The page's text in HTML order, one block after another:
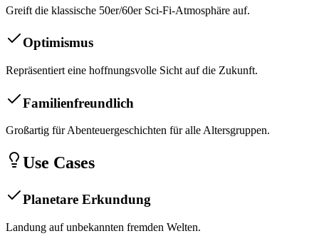
Greift die klassische 50er/60er Sci-Fi-Atmosphäre auf.
Optimismus
Repräsentiert eine hoffnungsvolle Sicht auf die Zukunft.
Familienfreundlich
Großartig für Abenteuergeschichten für alle Altersgruppen.
Use Cases
Planetare Erkundung
Landung auf unbekannten fremden Welten.